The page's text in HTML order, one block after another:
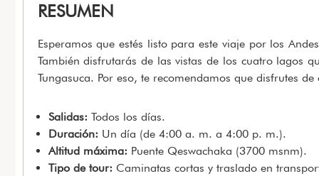
RESUMEN
Esperamos que estés listo para este viaje por los
También disfrutarás de las vistas de los cuatro lagos
Tungasuca. Por eso, te recomendamos que disfrutes
Salidas: Todos los días.
Duración: Un día (de 4:00 a. m. a 4:00 p. m.).
Altitud máxima: Puente Qeswachaka (3700 msnm).
Tipo de tour: Caminatas cortas y traslado en